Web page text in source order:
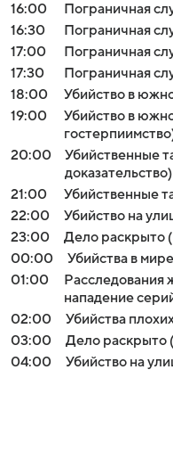
16:00
Пограничная
16:30
Пограничная
17:00
Пограничная
17:30
Пограничная
18:00
Убийство в
19:00
Убийство в
20:00
Убийственные
доказательство)
21:00
Убийственные
22:00
Убийство на
23:00
Дело раскрыто
00:00
Убийства в
01:00
Расследования
нападение
02:00
Убийства
03:00
Дело раскрыто
04:00
Убийство на